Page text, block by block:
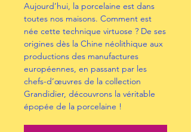
Aujourd’hui, la porcelaine est dans
toutes nos maisons. Comment est
née cette technique virtuose ? De ses
origines dès la Chine néolithique aux
productions des manufactures
européennes, en passant par les
chefs-d’œuvres de la collection
Grandidier, découvrons la véritable
épopée de la porcelaine !